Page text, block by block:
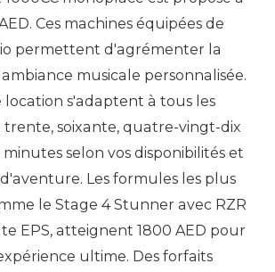
Ces machines équipées de
permettent d'agrémenter la
musicale personnalisée.
location s'adaptent à tous les
trente, soixante, quatre-vingt-dix
selon vos disponibilités et
Les formules les plus
le Stage 4 Stunner avec RZR
EPS, atteignent 1800 AED pour
ultime. Des forfaits